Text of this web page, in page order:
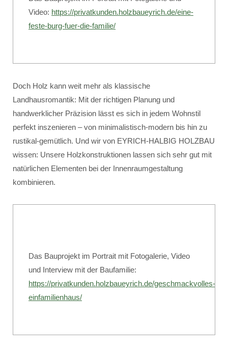
Video: https://privatkunden.holzbaueyrich.de/eine-
feste-burg-fuer-die-familie/
Doch Holz kann weit mehr als klassische
Landhausromantik: Mit der richtigen Planung und
handwerklicher Präzision lässt es sich in jedem Wohnstil
perfekt inszenieren – von minimalistisch-modern bis hin zu
rustikal-gemütlich. Und wir von EYRICH-HALBIG HOLZBAU
wissen: Unsere Holzkonstruktionen lassen sich sehr gut mit
natürlichen Elementen bei der Innenraumgestaltung
kombinieren.
Das Bauprojekt im Portrait mit Fotogalerie, Video
und Interview mit der Baufamilie:
https://privatkunden.holzbaueyrich.de/geschmackvolles-
einfamilienhaus/